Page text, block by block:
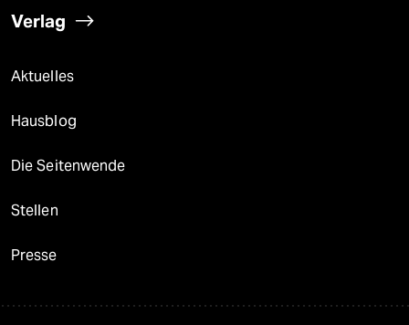
Verlag
Aktuelles
Hausblog
Die Seitenwende
Stellen
Presse